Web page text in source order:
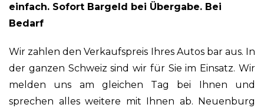
einfach. Sofort Bargeld bei Übergabe. Bei
Bedarf
Wir zahlen den Verkaufspreis Ihres Autos bar aus. In
der ganzen Schweiz sind wir für Sie im Einsatz. Wir
melden uns am gleichen Tag bei Ihnen und
sprechen alles weitere mit Ihnen ab. Neuenburg